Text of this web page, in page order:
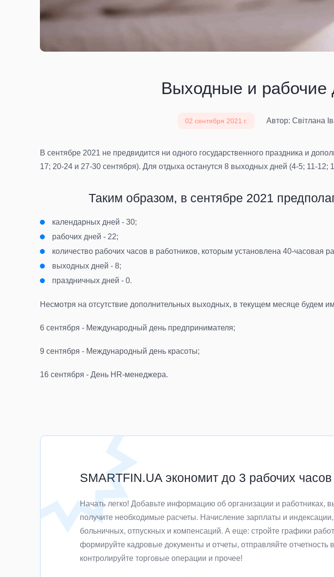
Выходные и рабочие
02 сентября 2021 г. Автор: Світлана
В сентябре 2021 не предвидится ни одного государственного праздника и
17; 20-24 и 27-30 сентября). Для отдыха останутся 8 выходных дней (4-5; 11-12;
Таким образом, в сентябре 2021
календарных дней - 30;
рабочих дней - 22;
количество рабочих часов в работников, которым установлена 40-часовая
выходных дней - 8;
праздничных дней - 0.
Несмотря на отсутствие дополнительных выходных, в текущем месяце будем
6 сентября - Международный день предпринимателя;
9 сентября - Международный день красоты;
16 сентября - День HR-менеджера.
SMARTFIN.UA экономит до 3 рабочих
Начать легко! Добавьте информацию об организации и работниках,
получите необходимые расчеты. Начисление зарплаты и индексации,
больничных, отпускных и компенсаций. А еще: стройте графики
формируйте кадровые документы и отчеты, отправляйте отчетность
контролируйте торговые операции и прочее!